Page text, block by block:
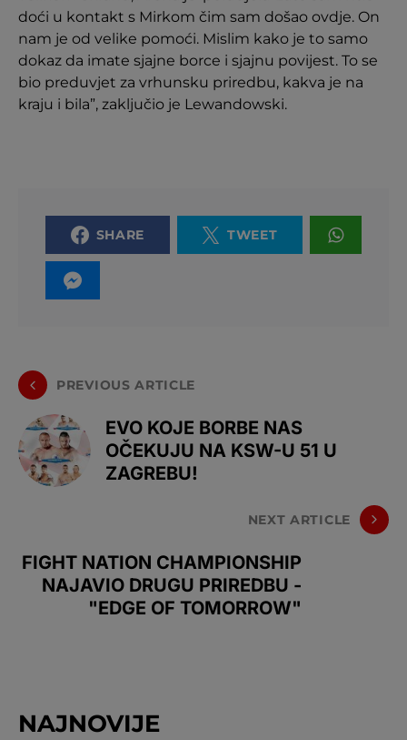
doći u kontakt s Mirkom čim sam došao ovdje. On
nam je od velike pomoći. Mislim kako je to samo
dokaz da imate sjajne borce i sjajnu povijest. To se
bio preduvjet za vrhunsku priredbu, kakva je na
kraju i bila”, zaključio je Lewandowski.
SHARE TWEET
PREVIOUS ARTICLE
EVO KOJE BORBE NAS
OČEKUJU NA KSW-U 51 U
ZAGREBU!
NEXT ARTICLE
FIGHT NATION CHAMPIONSHIP
NAJAVIO DRUGU PRIREDBU -
"EDGE OF TOMORROW"
NAJNOVIJE